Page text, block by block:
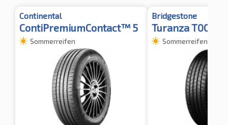
Continental
ContiPremiumContact™ 5
Sommerreifen
Bridgestone
Turanza T005
Sommerreifen